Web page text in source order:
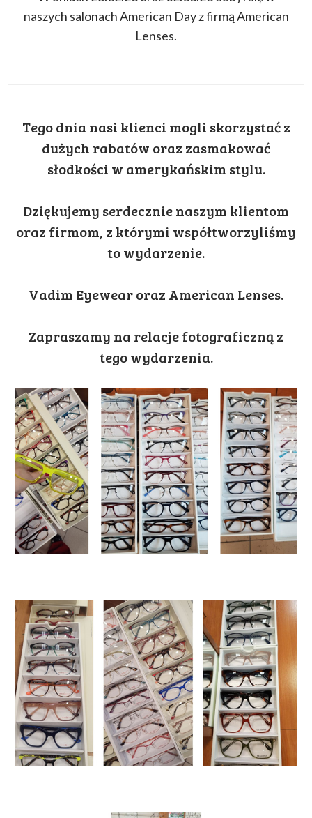
naszych salonach American Day z firmą American
Lenses.
Tego dnia nasi klienci mogli skorzystać z
dużych rabatów oraz zasmakować
słodkości w amerykańskim stylu.
Dziękujemy serdecznie naszym klientom
oraz firmom, z którymi współtworzyliśmy
to wydarzenie.
Vadim Eyewear oraz American Lenses.
Zapraszamy na relacje fotograficzną z
tego wydarzenia.